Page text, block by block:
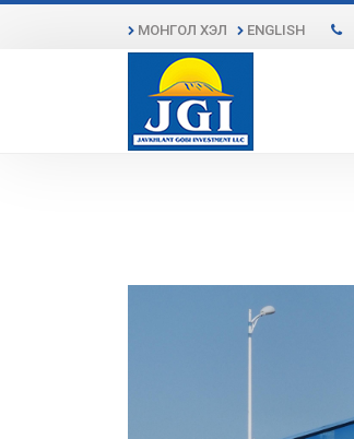
МОНГОЛ ХЭЛ ENGLISH